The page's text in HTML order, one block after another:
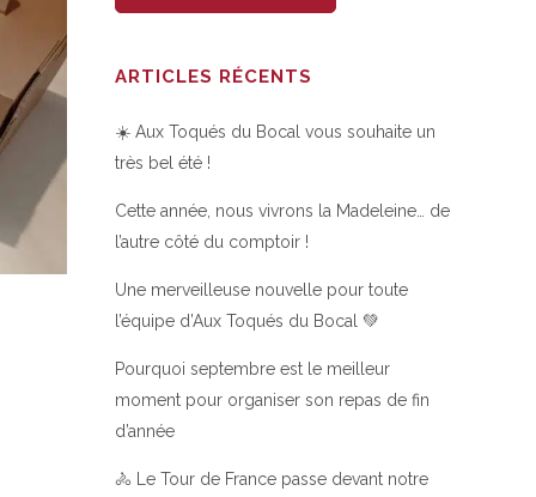
ARTICLES RÉCENTS
☀️ Aux Toqués du Bocal vous souhaite un
très bel été !
Cette année, nous vivrons la Madeleine… de
l’autre côté du comptoir !
Une merveilleuse nouvelle pour toute
l’équipe d’Aux Toqués du Bocal 💚
Pourquoi septembre est le meilleur
moment pour organiser son repas de fin
d’année
🚴 Le Tour de France passe devant notre